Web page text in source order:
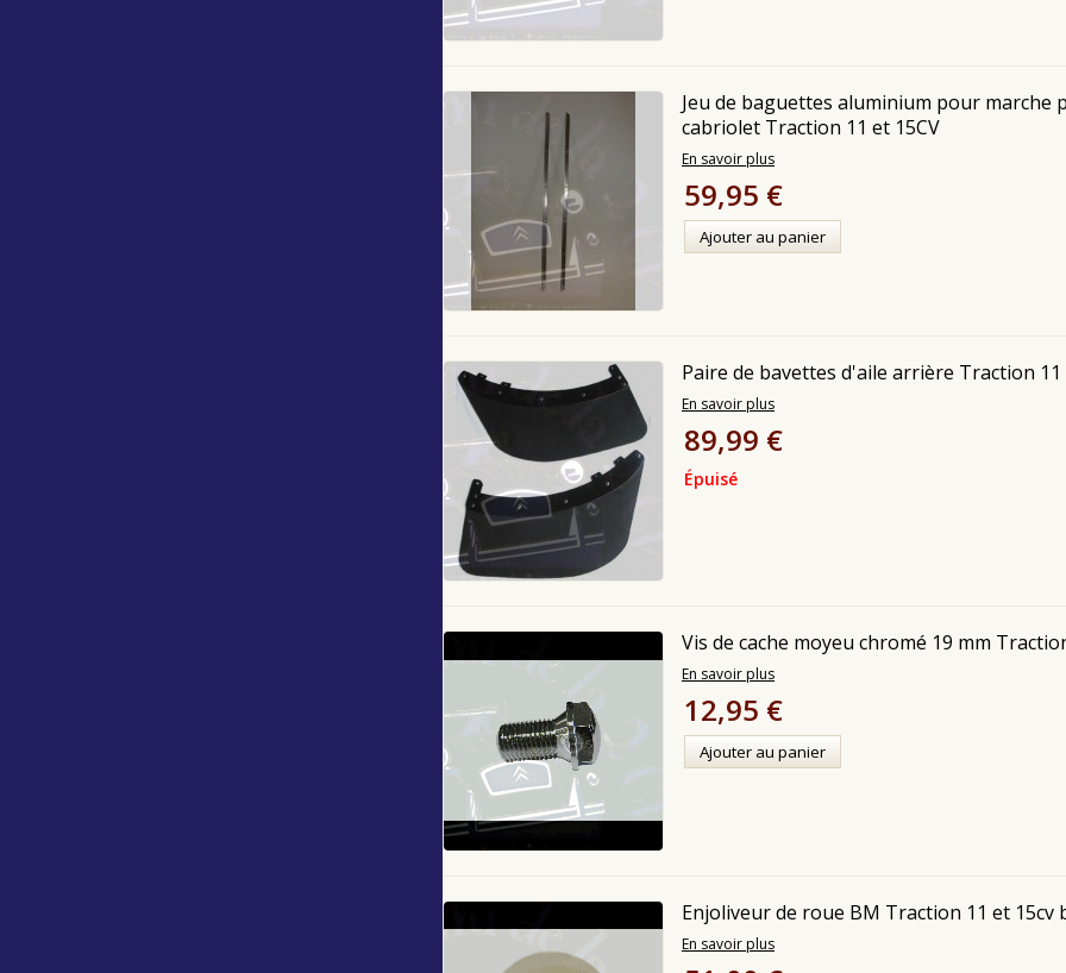
Jeu de baguettes aluminium pour marche
cabriolet Traction 11 et 15CV
En savoir plus
59,95 €
Ajouter au panier
Paire de bavettes d'aile arrière Traction 11
En savoir plus
89,99 €
Épuisé
Vis de cache moyeu chromé 19 mm
En savoir plus
12,95 €
Ajouter au panier
Enjoliveur de roue BM Traction 11 et 15cv
En savoir plus